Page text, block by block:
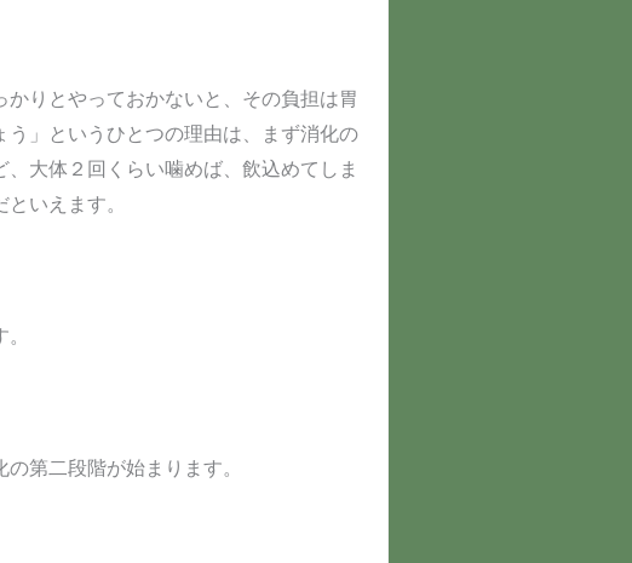
りとやっておかないと、その負担は胃
」というひとつの理由は、まず消化の
大体２回くらい噛めば、飲込めてしま
いえます。
第二段階が始まります。